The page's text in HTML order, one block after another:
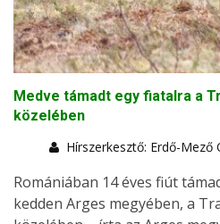
Medve támadt egy fiatalra a
közelében
Hírszerkesztő: Erdő-Mező
Romániában 14 éves fiút
kedden Arges megyében, a